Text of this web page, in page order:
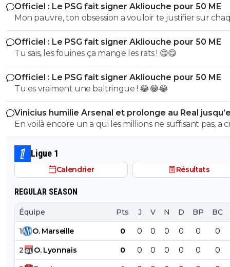
Officiel : Le PSG fait signer Akliouche pour 50 ME
Mon pauvre, ton obsession a vouloir te justifier sur
commentaire 🤣😂😂 Tu aurais la queue d'un chat qui
de bouche et on t'accuserait de l'avoir mangé que tu
encore....mdr
Officiel : Le PSG fait signer Akliouche pour 50 ME
Tu sais, les fouines ça mange les rats ! 😋😋
Officiel : Le PSG fait signer Akliouche pour 50 ME
Tu es vraiment une baltringue ! 😂😂😂
Vinicius humilie Arsenal et prolonge au Real
2032
En voilà encore un a qui les millions ne suffisant pas, a
sur son club pour en récupérer quelques uns de
mec pareil me pue au nez...Reste au Réal et continue
pourrir le vestiaire !
Ligue 1
Calendrier Résultats
REGULAR SEASON
Équipe Pts J V N D BP BC
1 O. Marseille 0 0 0 0 0 0 0
2 O. Lyonnais 0 0 0 0 0 0 0